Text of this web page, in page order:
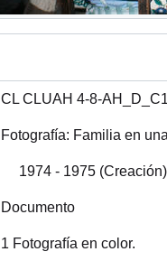
CL CLUAH 4-8-
Fotografía: Familia en
1974 - 1975 (Creación)
Documento
1 Fotografía en color.